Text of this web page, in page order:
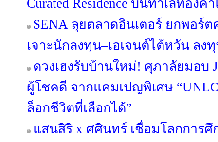
Curated Residence บนทำเลทองค
SENA ลุยตลาดอินเตอร์ ยกพอร์
เจาะนักลงทุน–เอเจนต์ไต้หวัน ลง
ดวงเฮงรับบ้านใหม่! ศุภาลัยมอบ
ผู้โชคดี จากแคมเปญพิเศษ
ล็อกชีวิตที่เลือกได้”
แสนสิริ x ศศินทร์ เชื่อมโลกการศึ